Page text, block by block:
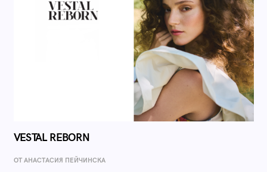
VESTAL REBORN
ОТ AНАСТАСИЯ ПЕЙЧИНСКА